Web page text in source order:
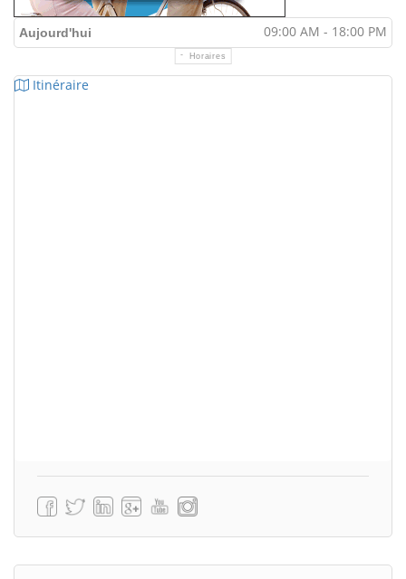
Aujourd'hui 09:00 AM - 18:00 PM
Horaires
Itinéraire